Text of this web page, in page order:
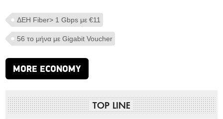
ΔΕΗ Fiber> 1 Gbps με €11
56 το μήνα με Gigabit Voucher
MORE ECONOMY
TOP LINE